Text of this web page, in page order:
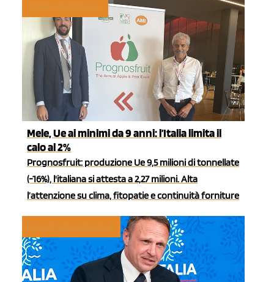
Mele, Ue ai minimi da 9 anni: l’Italia limita il
calo al 2%
Prognosfruit: produzione Ue 9,5 milioni di tonnellate
(-16%), l'italiana si attesta a 2,27 milioni. Alta
l’attenzione su clima, fitopatie e continuità forniture